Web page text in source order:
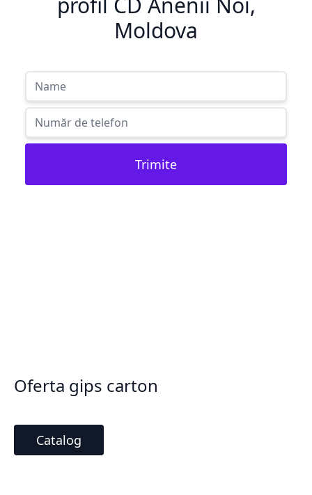
Moldova
Trimite
Oferta gips carton
Catalog